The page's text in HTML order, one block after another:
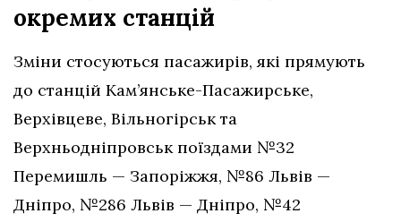
окремих станцій
Зміни стосуються пасажирів, які прямують
до станцій Кам’янське-Пасажирське,
Верхівцеве, Вільногірськ та
Верхньодніпровськ поїздами №32
Перемишль — Запоріжжя, №86 Львів —
Дніпро, №286 Львів — Дніпро, №42